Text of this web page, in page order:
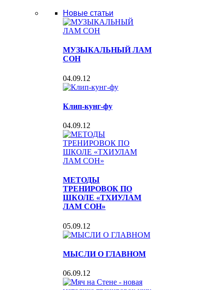
Новые статьи
МУЗЫКАЛЬНЫЙ ЛАМ
СОН
04.09.12
Клип-кунг-фу
04.09.12
МЕТОДЫ
ТРЕНИРОВОК ПО
ШКОЛЕ «ТХИУЛАМ
ЛАМ СОН»
05.09.12
МЫСЛИ О ГЛАВНОМ
06.09.12